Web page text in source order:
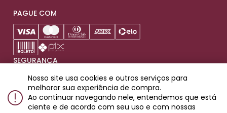
PAGUE COM
SEGURANÇA
Nosso site usa cookies e outros serviços para
melhorar sua experiência de compra.
Ao continuar navegando nele, entendemos que está
ciente e de acordo com seu uso e com nossas